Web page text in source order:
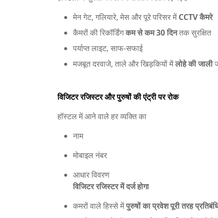
मेन गेट, गलियारे, मेस और पूरे परिसर मेंCCTV कैमरे
कैमरों की रिकॉर्डिंगकम से कम 30 दिनतक सुरक्षित
पर्याप्त लाइट, साफ-सफाई
मजबूत दरवाजे, ताले और खिड़कियों मेंलोहे की जाली
विजिटर रजिस्टर और पुरुषों की एंट्री पर रोक
हॉस्टल में आने वाले हर व्यक्ति का
नाम
मोबाइल नंबर
आधार विवरण
विजिटर रजिस्टर में दर्ज होगा
कमरों वाले हिस्से मेंपुरुषों का प्रवेश पूरी तरह